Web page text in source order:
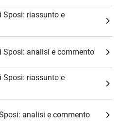
Sposi: riassunto e
Sposi: analisi e commento
Sposi: riassunto e
analisi e commento